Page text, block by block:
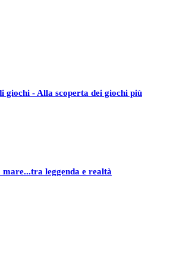
giochi - Alla scoperta dei giochi più
leggenda e realtà